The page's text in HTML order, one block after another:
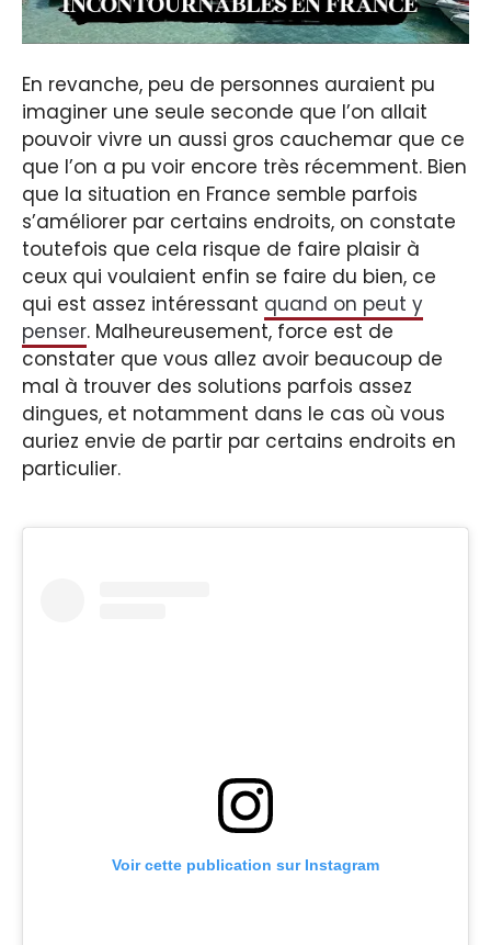
En revanche, peu de personnes auraient pu
imaginer une seule seconde que l’on allait
pouvoir vivre un aussi gros cauchemar que ce
que l’on a pu voir encore très récemment. Bien
que la situation en France semble parfois
s’améliorer par certains endroits, on constate
toutefois que cela risque de faire plaisir à
ceux qui voulaient enfin se faire du bien, ce
qui est assez intéressant quand on peut y
penser. Malheureusement, force est de
constater que vous allez avoir beaucoup de
mal à trouver des solutions parfois assez
dingues, et notamment dans le cas où vous
auriez envie de partir par certains endroits en
particulier.
Voir cette publication sur Instagram